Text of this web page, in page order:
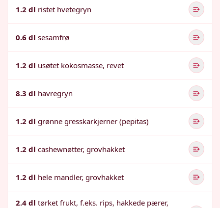
1.2 dl ristet hvetegryn
0.6 dl sesamfrø
1.2 dl usøtet kokosmasse, revet
8.3 dl havregryn
1.2 dl grønne gresskarkjerner (pepitas)
1.2 dl cashewnøtter, grovhakket
1.2 dl hele mandler, grovhakket
2.4 dl tørket frukt, f.eks. rips, hakkede pærer,